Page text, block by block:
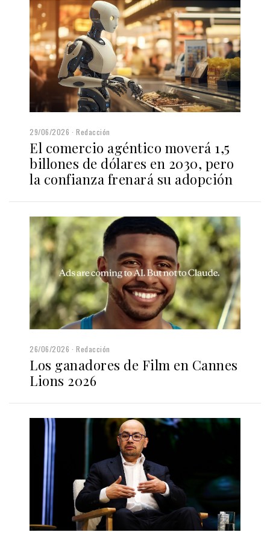
29/06/2026 Redacción
El comercio agéntico moverá 1,5
billones de dólares en 2030, pero
la confianza frenará su adopción
26/06/2026 Redacción
Los ganadores de Film en Cannes
Lions 2026